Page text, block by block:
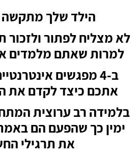
הילד שלך מתקשה
לא מצליח לפתור ולזכור
למרות שאתם מלמדים
ב-4 מפגשים
אתכם כיצד לקדם את
בלמידה רב ערוצית
ימין כך שהפעם הם
את תרגילי